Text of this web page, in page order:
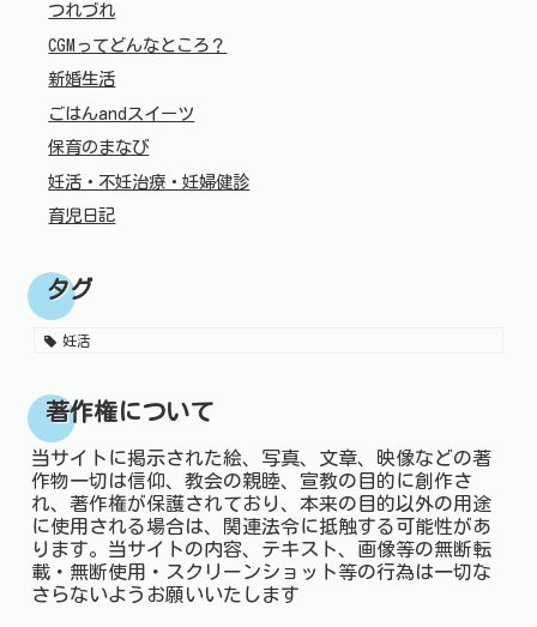
つれづれ
CGMってどんなところ？
新婚生活
ごはんandスイーツ
保育のまなび
妊活・不妊治療・妊婦健診
育児日記
タグ
妊活
著作権について
当サイトに掲示された絵、写真、文章、映像などの著
作物一切は信仰、教会の親睦、宣教の目的に創作さ
れ、著作権が保護されており、本来の目的以外の用途
に使用される場合は、関連法令に抵触する可能性があ
ります。当サイトの内容、テキスト、画像等の無断転
載・無断使用・スクリーンショット等の行為は一切な
さらないようお願いいたします